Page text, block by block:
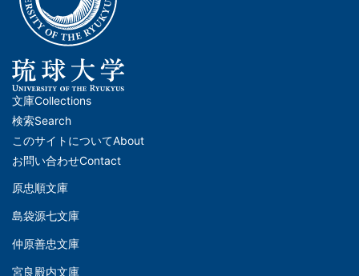
メ
イ
ン
ナ
ビ
ー
文庫Collections
検索Search
このサイトについてAbout
お問い合わせContact
文
(Left)
原忠順文庫
島袋源七文庫
仲原善忠文庫
宮良殿内文庫